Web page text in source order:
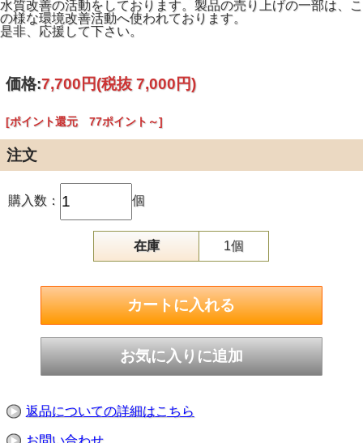
水質改善の活動をしております。製品の売り上げの一部は、こ
の様な環境改善活動へ使われております。
是非、応援して下さい。
価格:7,700円(税抜 7,000円)
[ポイント還元 77ポイント～]
注文
購入数： 個
在庫 1個
返品についての詳細はこちら
お問い合わせ